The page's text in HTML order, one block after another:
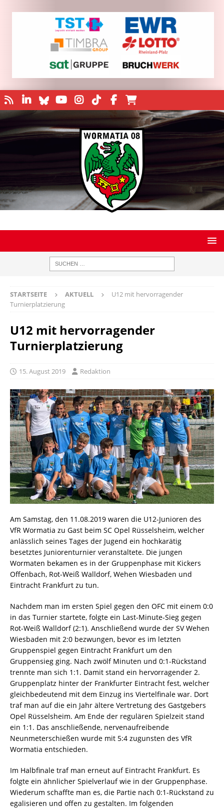
STARTSEITE AKTUELL
U12 mit hervorragender
Turnierplatzierung
U12 mit hervorragender
Turnierplatzierung
15. August 2019 Redaktion
Am Samstag, den 11.08.2019 waren die U12-Junioren des
VfR Wormatia zu Gast beim SC Opel Rüsselsheim, welcher
anlässlich seines Tages der Jugend ein hochkarätig
besetztes Juniorenturnier veranstaltete. Die jungen
Wormaten bekamen es in der Gruppenphase mit Kickers
Offenbach, Rot-Weiß Walldorf, Wehen Wiesbaden und
Eintracht Frankfurt zu tun.
Nachdem man im ersten Spiel gegen den OFC mit einem 0:0
in das Turnier startete, folgte ein Last-Minute-Sieg gegen
Rot-Weiß Walldorf (2:1). Anschließend wurde der SV Wehen
Wiesbaden mit 2:0 bezwungen, bevor es im letzten
Gruppenspiel gegen Eintracht Frankfurt um den
Gruppensieg ging. Nach zwölf Minuten und 0:1-Rückstand
trennte man sich 1:1. Damit stand ein hervorragender 2.
Gruppenplatz hinter der Frankfurter Eintracht fest, welcher
gleichbedeutend mit dem Einzug ins Viertelfinale war. Dort
traf man auf die ein Jahr ältere Vertretung des Gastgebers
Opel Rüsselsheim. Am Ende der regulären Spielzeit stand
ein 1:1. Das anschließende, nervenaufreibende
Neunmeterschießen wurde mit 5:4 zugunsten des VfR
Wormatia entschieden.
Im Halbfinale traf man erneut auf Eintracht Frankfurt. Es
folgte ein ähnlicher Spielverlauf wie in der Gruppenphase.
Wiederum schaffte man es, die Partie nach 0:1-Rückstand zu
egalisieren und offen zu gestalten. Im folgenden